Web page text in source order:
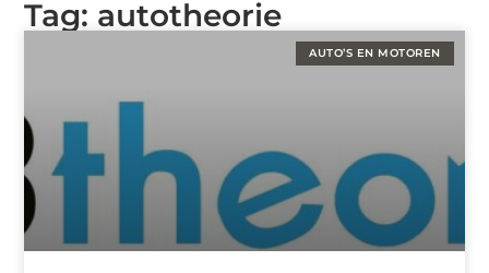
Tag: autotheorie
AUTO’S EN MOTOREN